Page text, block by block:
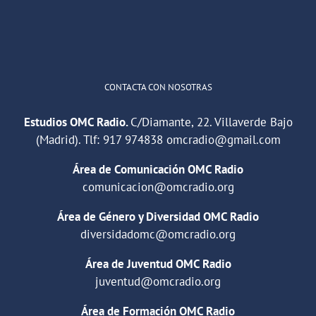
CONTACTA CON NOSOTRAS
Estudios OMC Radio.C/Diamante, 22. Villaverde Bajo
(Madrid). Tlf: 917 974838 omcradio@gmail.com
Área de Comunicación OMC Radio
comunicacion@omcradio.org
Área de Género y Diversidad OMC Radio
diversidadomc@omcradio.org
Área de Juventud OMC Radio
juventud@omcradio.org
Área de Formación OMC Radio